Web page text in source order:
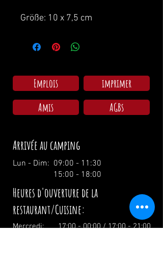
Größe: 10 x 7,5 cm
Emplois
imprimer
Amis
AGBs
Arrivée au camping
Lun - Dim: 09:00 - 11:30
15:00 - 18:00
Heures d'ouverture de la
restaurant/Cuisine:
Mercredi: 17:00 - 00:00 / 17:00 - 21:00